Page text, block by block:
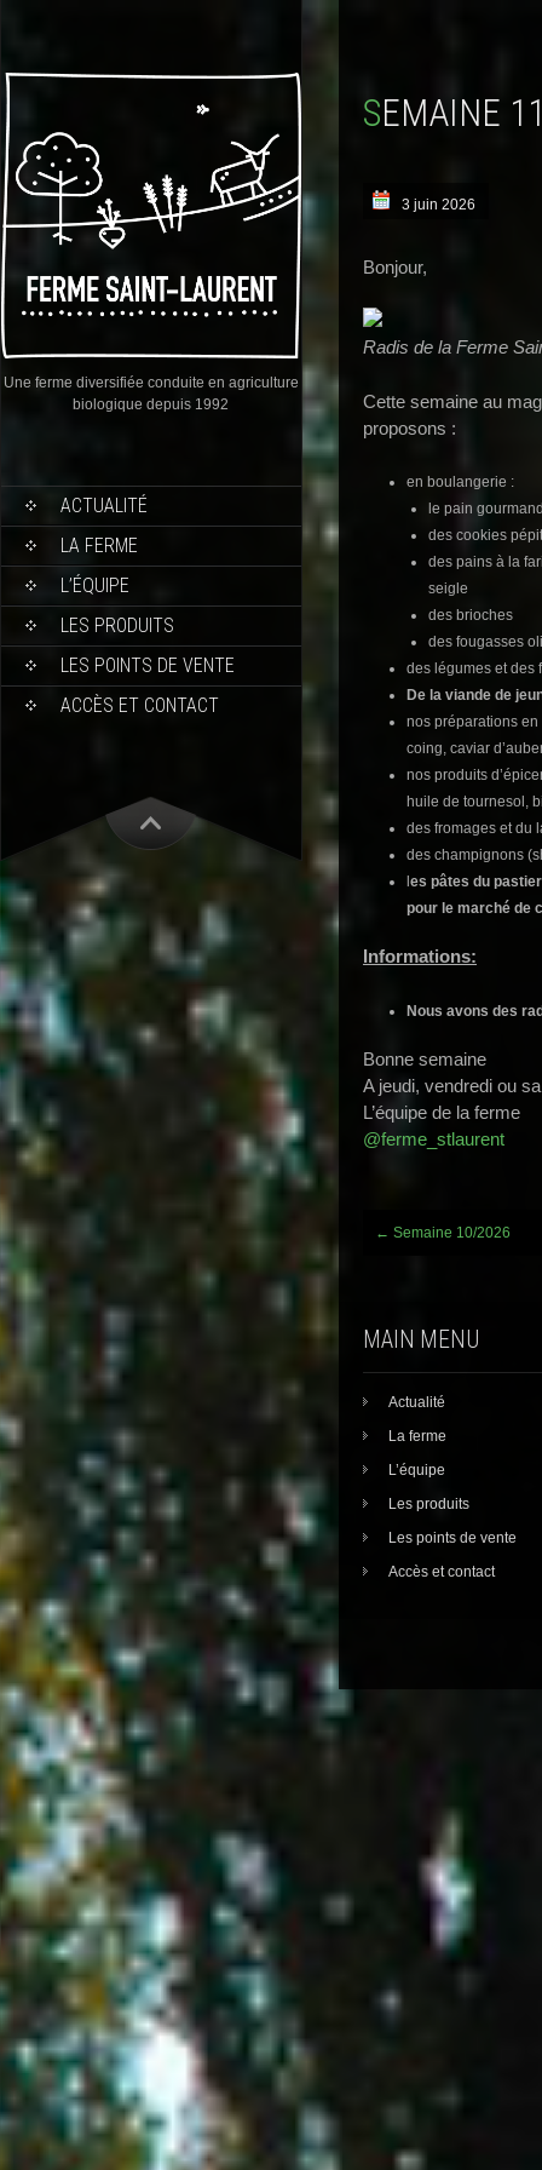
Une ferme diversifiée conduite en agriculture
biologique depuis 1992
ACTUALITÉ
LA FERME
L’ÉQUIPE
LES PRODUITS
LES POINTS DE VENTE
ACCÈS ET CONTACT
SEMAINE
3 juin 2026
Bonjour,
Radis de la Ferme
Cette semaine au
proposons :
en boulangerie :
le pain
des cookies
des pains à la
seigle
des brioches
des fougasses
des légumes et des
De la viande de
nos préparations
coing, caviar
nos produits
huile de tournesol,
des fromages et du
des champignons
es pâtes du
pour le marché de
Informations:
Nous avons des
Bonne semaine
A jeudi, vendredi ou
L’équipe de la ferme
@ferme_stlaurent
Post
← Semaine 10/2026
MAIN MENU
Actualité
La ferme
L’équipe
Les produits
Les points de vente
Accès et contact